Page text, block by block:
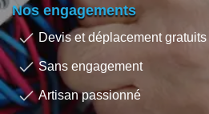
Nos engagements
Devis et déplacement gratuits
Sans engagement
Artisan passionné